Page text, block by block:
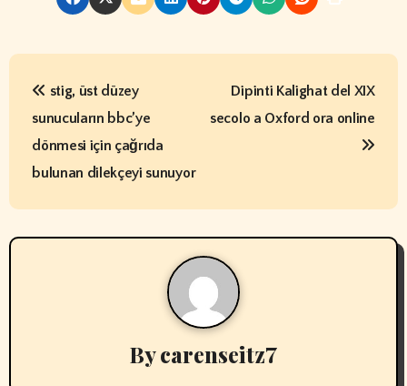
P
n
a
stig, üst düzey
sunucuların bbc’ye
dönmesi için çağrıda
bulunan dilekçeyi sunuyor
Dipinti Kalighat del XIX
secolo a Oxford ora online
Bycarenseitz7